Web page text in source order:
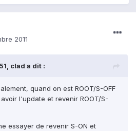
2011
clad a dit :
quand on est ROOT/S-OFF
l'update et revenir ROOT/S-
essayer de revenir S-ON et